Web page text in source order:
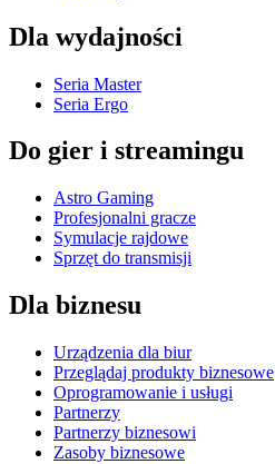
Dla wydajności
Seria Master
Seria Ergo
Do gier i streamingu
Astro Gaming
Profesjonalni gracze
Symulacje rajdowe
Sprzęt do transmisji
Dla biznesu
Urządzenia dla biur
Przeglądaj produkty biznesowe
Oprogramowanie i usługi
Partnerzy
Partnerzy biznesowi
Zasoby biznesowe